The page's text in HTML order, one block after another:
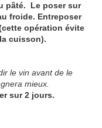
pâté. Le poser sur
froide. Entreposer
opération évite
cuisson).
le vin avant de le
mieux.
sur 2 jours.